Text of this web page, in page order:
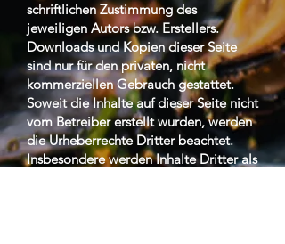
schriftlichen Zustimmung des
jeweiligen Autors bzw. Erstellers.
Downloads und Kopien dieser Seite
sind nur für den privaten, nicht
kommerziellen Gebrauch gestattet.
Soweit die Inhalte auf dieser Seite nicht
vom Betreiber erstellt wurden, werden
die Urheberrechte Dritter beachtet.
Insbesondere werden Inhalte Dritter als